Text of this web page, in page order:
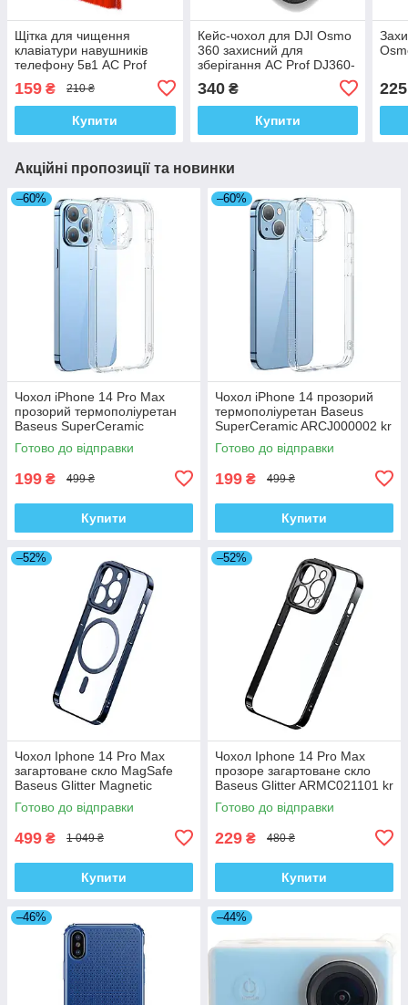
Щітка для чищення
клавіатури навушників
телефону 5в1 AC Prof
159 ₴ 210 ₴
Купити
Кейс-чохол для DJI Osmo
360 захисний для
зберігання AC Prof DJ360-
340₴
Купити
225
Акційні пропозиції та новинки
–60%
Чохол iPhone 14 Pro Max
прозорий термополіуретан
Baseus SuperCeramic
ARCJ010102 kr
Готово до відправки
199 ₴ 499 ₴
Купити
–60%
Чохол iPhone 14 прозорий
термополіуретан Baseus
SuperCeramic ARCJ000002 kr
Готово до відправки
199 ₴ 499 ₴
Купити
–52%
Чохол Iphone 14 Pro Max
загартоване скло MagSafe
Baseus Glitter Magnetic
ARMC010703 kr
Готово до відправки
499 ₴ 1 049 ₴
Купити
–52%
Чохол Iphone 14 Pro Max
прозоре загартоване скло
Baseus Glitter ARMC021101 kr
Готово до відправки
229 ₴ 480 ₴
Купити
–46% –44%